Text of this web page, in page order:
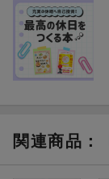
関連商品 ：